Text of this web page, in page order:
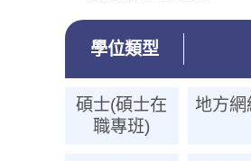
學位類型
碩士(碩士在
職專班)
地方網